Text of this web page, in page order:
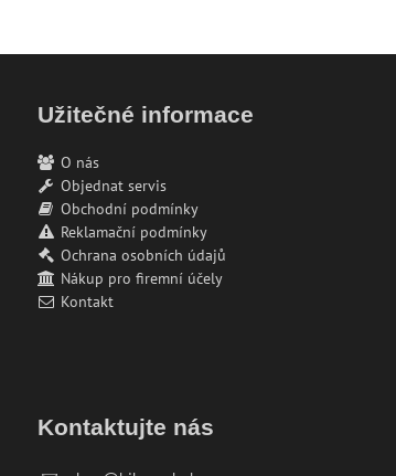
Užitečné informace
O nás
Objednat servis
Obchodní podmínky
Reklamační podmínky
Ochrana osobních údajů
Nákup pro firemní účely
Kontakt
Kontaktujte nás